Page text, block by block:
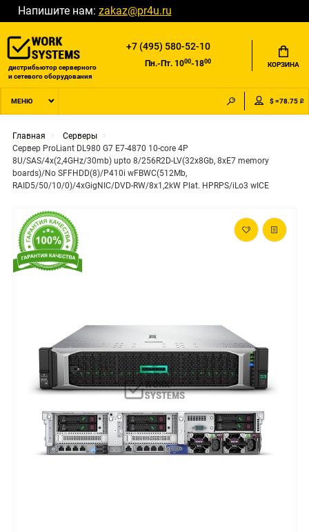
Напишите нам: zakaz@pr4u.ru
дистрибьютор серверного
и сетевого оборудования
+7 (495) 580-52-10
Пн.-Пт. 1000-1800 КОРЗИНА
МЕНЮ $ =78.75 ₽
Главная
Серверы
Сервер ProLiant DL980 G7 E7-4870 10-core 4P
8U/SAS/4x(2,4GHz/30mb) upto 8/256R2D-LV(32x8Gb, 8xE7 memory
boards)/No SFFHDD(8)/P410i wFBWC(512Mb,
RAID5/50/10/0)/4xGigNIC/DVD-RW/8x1,2kW Plat. HPRPS/iLo3 wICE